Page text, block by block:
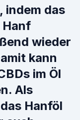
indem das
Hanf
wieder
kann
im Öl
Als
Hanföl